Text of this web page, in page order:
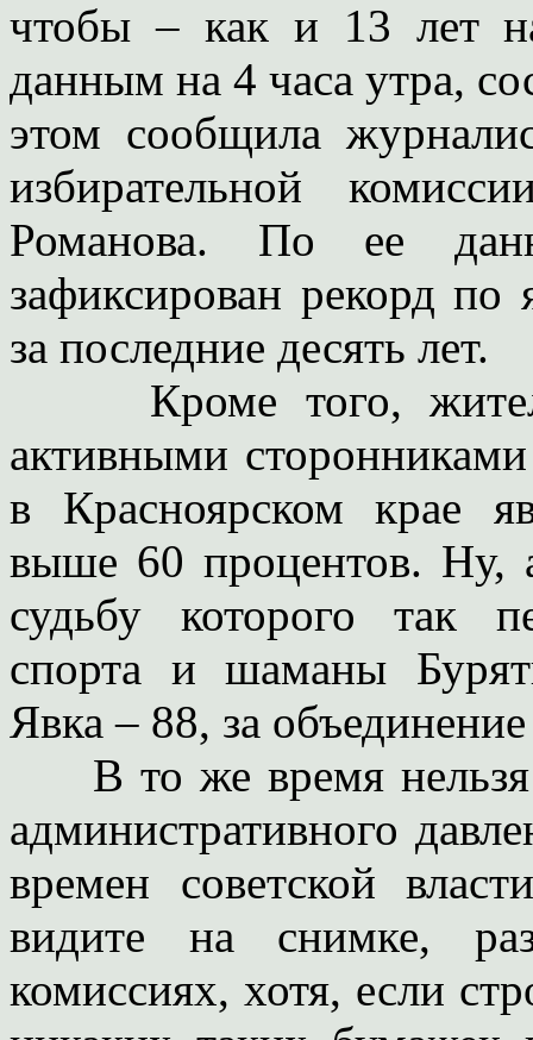
чтобы – как и 13 лет
данным на 4 часа утра,
этом сообщила
избирательной
Романова. По ее
зафиксирован рекорд по
за последние десять лет.
Кроме того, жители
активными
в Красноярском крае
выше 60 процентов. Ну,
судьбу которого так
спорта и шаманы
Явка – 88, за
В то же время нельзя
административного
времен советской
видите на снимке,
комиссиях, хотя, если